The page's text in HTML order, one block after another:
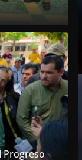
Progreso